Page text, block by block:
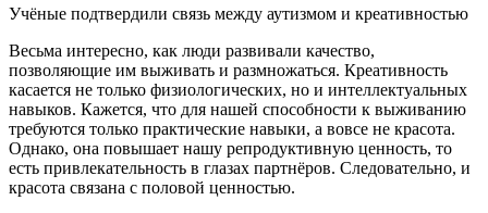
Учёные подтвердили связь между аутизмом и креативностью
Весьма интересно, как люди развивали качество,
позволяющие им выживать и размножаться. Креативность
касается не только физиологических, но и интеллектуальных
навыков. Кажется, что для нашей способности к выживанию
требуются только практические навыки, а вовсе не красота.
Однако, она повышает нашу репродуктивную ценность, то
есть привлекательность в глазах партнёров. Следовательно, и
красота связана с половой ценностью.